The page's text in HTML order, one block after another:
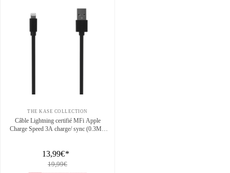
THE KASE COLLECTION
Câble Lightning certifié MFi Apple
Charge Speed 3A charge/ sync (0.3M),
13,99€*
19,99€